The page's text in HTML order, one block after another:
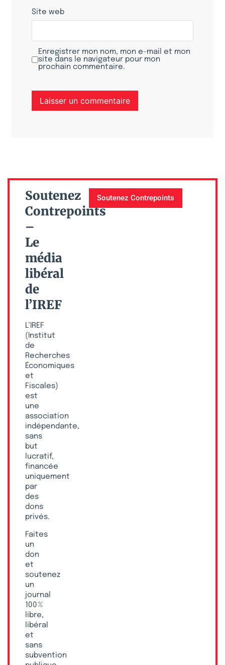
Site web
Enregistrer mon nom, mon e-mail et mon
site dans le navigateur pour mon
prochain commentaire.
Soutenez
Contrepoints
–
Le
média
libéral
de
l’IREF
L’IREF
(Institut
de
Recherches
Économiques
et
Fiscales)
est
une
association
indépendante,
sans
but
lucratif,
financée
uniquement
par
des
dons
privés.
Faites
un
don
et
soutenez
un
journal
100 %
libre,
libéral
et
sans
subvention
Soutenez Contrepoints